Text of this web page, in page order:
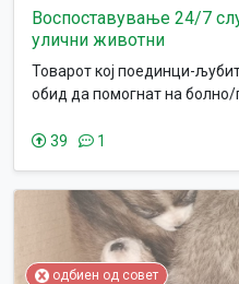
Воспоставување 24/7
улични животни
Товарот кој поединци-
обид да помогнат на
39 1
одбиен од совет